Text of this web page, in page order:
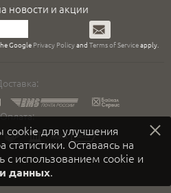
для улучшения
статистики. Оставаясь на
с использованием cookie и
данных.
новости и акции
Подписаться
Google Privacy Policyand Terms of Serviceapply.
Оплата: